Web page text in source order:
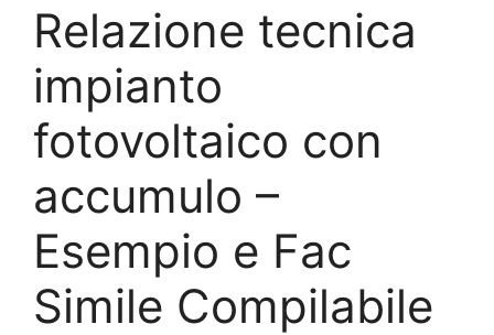
Relazione tecnica
impianto
fotovoltaico con
accumulo​​ –
Esempio e Fac
Simile Compilabile